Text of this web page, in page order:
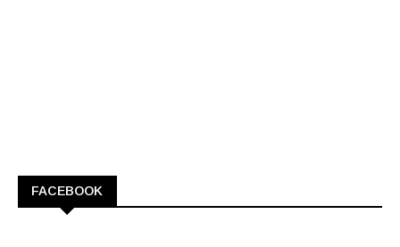
FACEBOOK